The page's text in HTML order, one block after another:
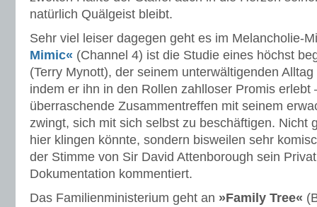
natürlich Quälgeist bleibt.
Sehr viel leiser dagegen geht es im Melancholie-
Mimic« (Channel 4) ist die Studie eines höchst
(Terry Mynott), der seinem unterwältigenden
indem er ihn in den Rollen zahlloser Promis erlebt
überraschende Zusammentreffen mit seinem
zwingt, sich mit sich selbst zu beschäftigen. Nicht
hier klingen könnte, sondern bisweilen sehr
der Stimme von Sir David Attenborough sein
Dokumentation kommentiert.
Das Familienministerium geht an »Family Tree«